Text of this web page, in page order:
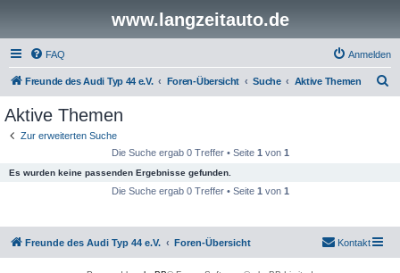
www.langzeitauto.de
FAQ Anmelden
Freunde des Audi Typ 44 e.V. Foren-Übersicht Suche Aktive Themen
Aktive Themen
Zur erweiterten Suche
Die Suche ergab 0 Treffer • Seite 1 von 1
Es wurden keine passenden Ergebnisse gefunden.
Die Suche ergab 0 Treffer • Seite 1 von 1
Freunde des Audi Typ 44 e.V. Foren-Übersicht Kontakt